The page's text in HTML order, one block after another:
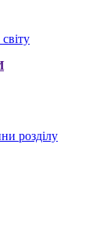
розділу